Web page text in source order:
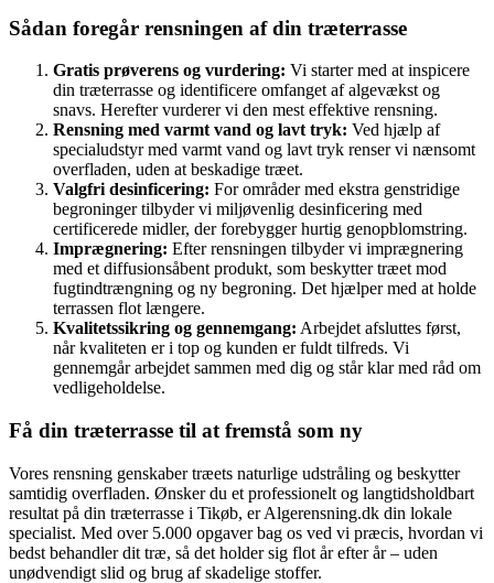
Sådan foregår rensningen af din træterrasse
Gratis prøverens og vurdering: Vi starter med at inspicere
din træterrasse og identificere omfanget af algevækst og
snavs. Herefter vurderer vi den mest effektive rensning.
Rensning med varmt vand og lavt tryk: Ved hjælp af
specialudstyr med varmt vand og lavt tryk renser vi nænsomt
overfladen, uden at beskadige træet.
Valgfri desinficering: For områder med ekstra genstridige
begroninger tilbyder vi miljøvenlig desinficering med
certificerede midler, der forebygger hurtig genopblomstring.
Imprægnering: Efter rensningen tilbyder vi imprægnering
med et diffusionsåbent produkt, som beskytter træet mod
fugtindtrængning og ny begroning. Det hjælper med at holde
terrassen flot længere.
Kvalitetssikring og gennemgang: Arbejdet afsluttes først,
når kvaliteten er i top og kunden er fuldt tilfreds. Vi
gennemgår arbejdet sammen med dig og står klar med råd om
vedligeholdelse.
Få din træterrasse til at fremstå som ny
Vores rensning genskaber træets naturlige udstråling og beskytter
samtidig overfladen. Ønsker du et professionelt og langtidsholdbart
resultat på din træterrasse i Tikøb, er Algerensning.dk din lokale
specialist. Med over 5.000 opgaver bag os ved vi præcis, hvordan vi
bedst behandler dit træ, så det holder sig flot år efter år – uden
unødvendigt slid og brug af skadelige stoffer.